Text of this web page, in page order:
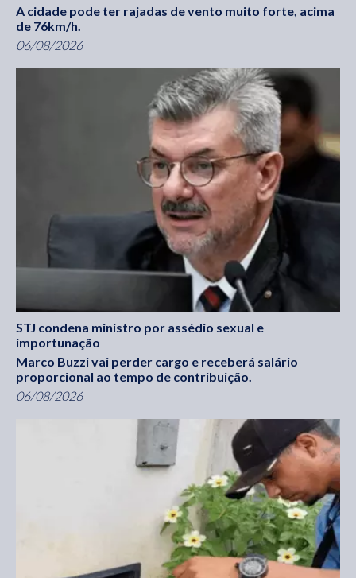
A cidade pode ter rajadas de vento muito forte, acima
de 76km/h.
06/08/2026
STJ condena ministro por assédio sexual e
importunação
Marco Buzzi vai perder cargo e receberá salário
proporcional ao tempo de contribuição.
06/08/2026